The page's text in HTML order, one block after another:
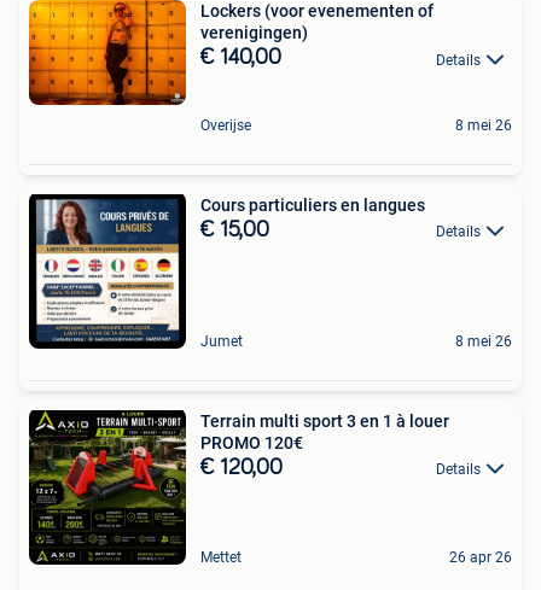
Lockers (voor evenementen of
verenigingen)
€ 140,00 Details
Overijse 8 mei 26
Cours particuliers en langues
€ 15,00 Details
Jumet 8 mei 26
Terrain multi sport 3 en 1 à louer
PROMO 120€
€ 120,00 Details
Mettet 26 apr 26